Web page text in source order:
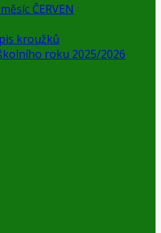
ČERVEN
kroužků
roku 2025/2026